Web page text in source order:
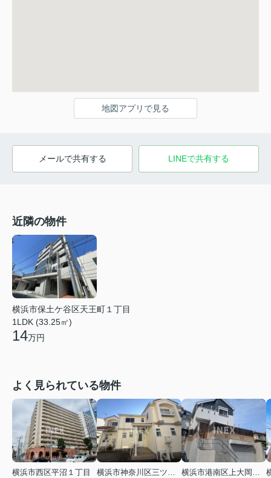
地図アプリで見る
メールで共有する LINEで共有する
近隣の物件
横浜市保土ケ谷区天王町１丁目
1LDK (33.25㎡)
14万円
よく見られている物件
横浜市西区平沼１丁目